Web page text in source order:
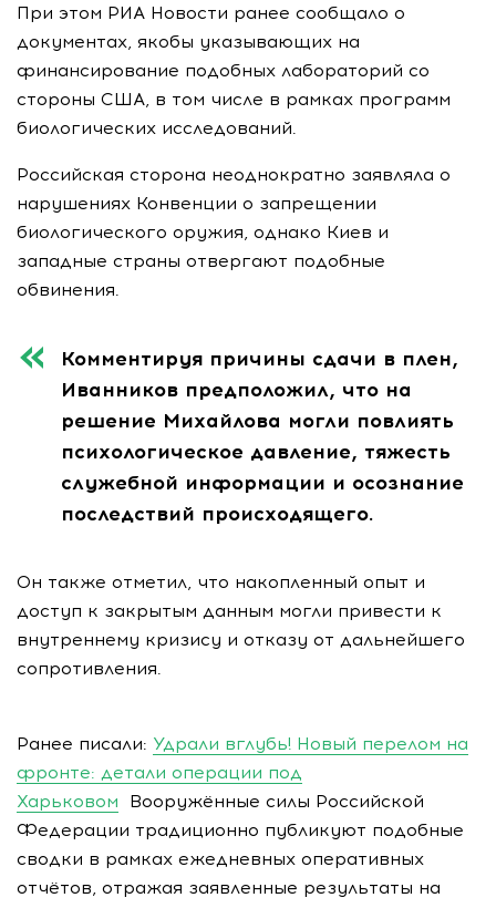
При этом РИА Новости ранее сообщало о
документах, якобы указывающих на
финансирование подобных лабораторий со
стороны США, в том числе в рамках программ
биологических исследований.
Российская сторона неоднократно заявляла о
нарушениях Конвенции о запрещении
биологического оружия, однако Киев и
западные страны отвергают подобные
обвинения.
Комментируя причины сдачи в плен,
Иванников предположил, что на
решение Михайлова могли повлиять
психологическое давление, тяжесть
служебной информации и осознание
последствий происходящего.
Он также отметил, что накопленный опыт и
доступ к закрытым данным могли привести к
внутреннему кризису и отказу от дальнейшего
сопротивления.
Ранее писали: Удрали вглубь! Новый перелом на
фронте: детали операции под
Харьковом Вооружённые силы Российской
Федерации традиционно публикуют подобные
сводки в рамках ежедневных оперативных
отчётов, отражая заявленные результаты на